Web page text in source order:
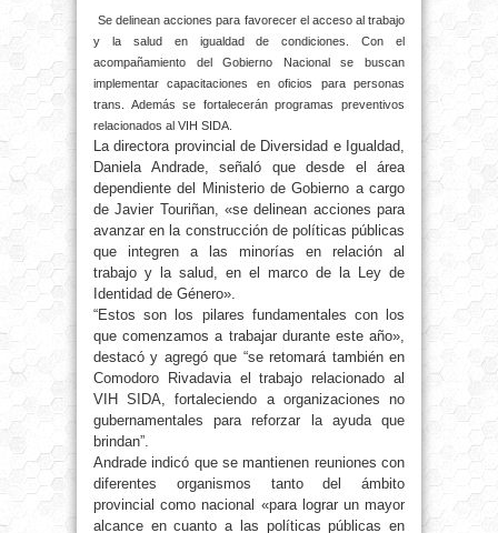
Se delinean acciones para favorecer el acceso al trabajo
y la salud en igualdad de condiciones. Con el
acompañamiento del Gobierno Nacional se buscan
implementar capacitaciones en oficios para personas
trans. Además se fortalecerán programas preventivos
relacionados al VIH SIDA.
La directora provincial de Diversidad e Igualdad,
Daniela Andrade, señaló que desde el área
dependiente del Ministerio de Gobierno a cargo
de Javier Touriñan, «se delinean acciones para
avanzar en la construcción de políticas públicas
que integren a las minorías en relación al
trabajo y la salud, en el marco de la Ley de
Identidad de Género».
“Estos son los pilares fundamentales con los
que comenzamos a trabajar durante este año»,
destacó y agregó que “se retomará también en
Comodoro Rivadavia el trabajo relacionado al
VIH SIDA, fortaleciendo a organizaciones no
gubernamentales para reforzar la ayuda que
brindan”.
Andrade indicó que se mantienen reuniones con
diferentes organismos tanto del ámbito
provincial como nacional «para lograr un mayor
alcance en cuanto a las políticas públicas en